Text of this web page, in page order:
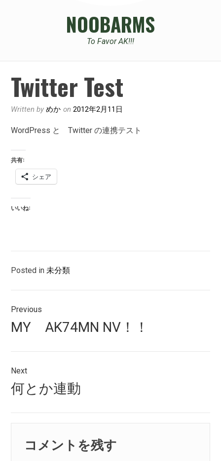
NOOBARMS
To Favor AK!!!
Twitter Test
Written byめか on2012年2月11日
WordPress と Twitter の連携テスト
共有:
シェア
いいね:
Posted in 未分類
投
稿
ナ
ビ
ゲ
ー
シ
ョ
ン
Previous
Previous
post:
MY AK74MN NV！！
Next
Next
post:
何とか連動
コメントを残す